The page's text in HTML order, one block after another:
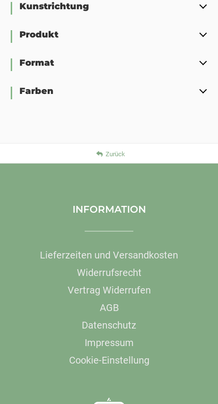
Kunstrichtung
Produkt
Format
Farben
Zurück
INFORMATION
Lieferzeiten und Versandkosten
Widerrufsrecht
Vertrag Widerrufen
AGB
Datenschutz
Impressum
Cookie-Einstellung